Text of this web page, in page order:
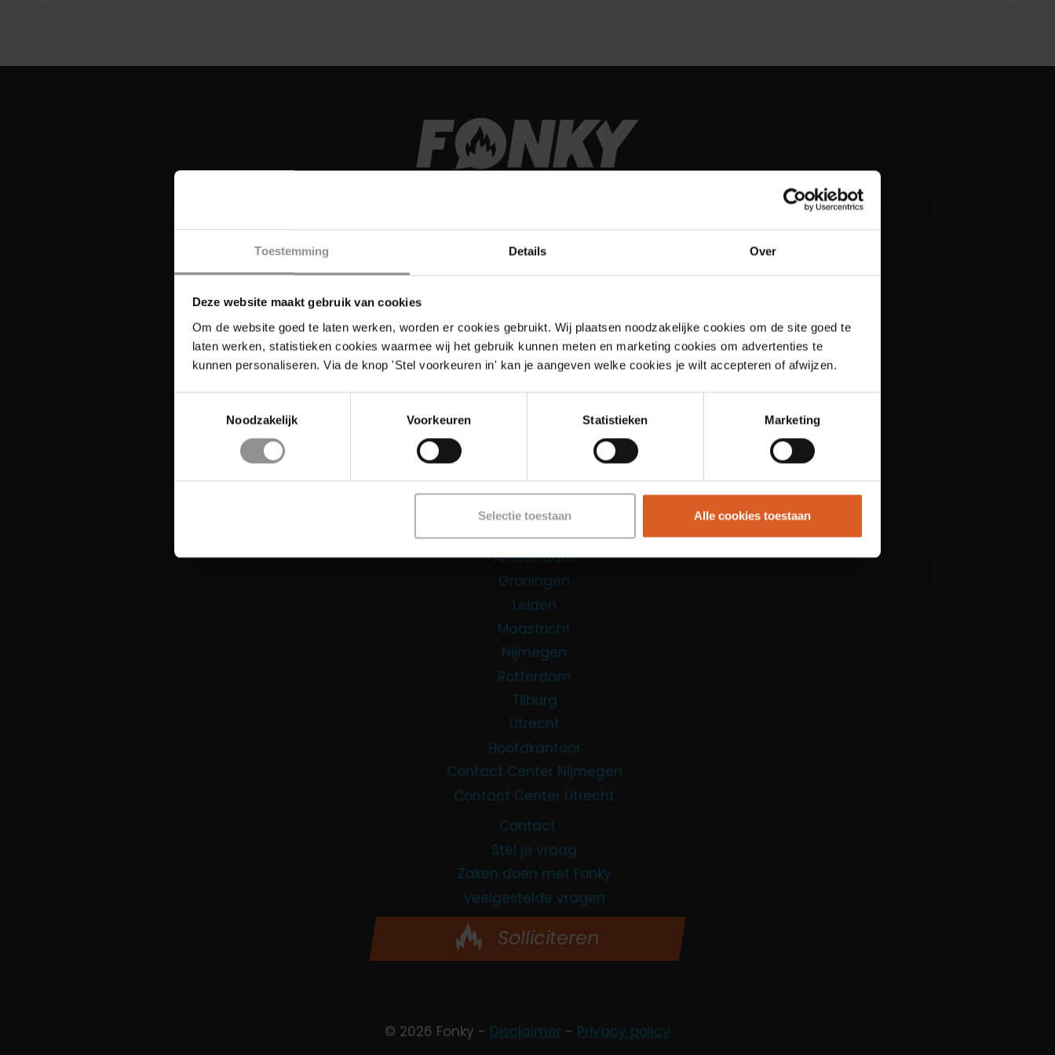
Toestemming Details Over
Deze website maakt gebruik van cookies
Om de website goed te laten werken, worden er cookies gebruikt. Wij plaatsen noodzakelijke cookies om de site goed te
laten werken, statistieken cookies waarmee wij het gebruik kunnen meten en marketing cookies om advertenties te
kunnen personaliseren. Via de knop 'Stel voorkeuren in' kan je aangeven welke cookies je wilt accepteren of afwijzen.
Noodzakelijk
Voorkeuren Statistieken Marketing
Selectie toestaan Alle cookies toestaan
Links
Promotiemedewerker
Kantoorfuncties
Over ons
Locaties
Amsterdam
Groningen
Leiden
Maastricht
Nijmegen
Rotterdam
Tilburg
Utrecht
Hoofdkantoor
Contact Center Nijmegen
Contact Center Utrecht
Contact
Stel je vraag
Zaken doen met Fonky
Veelgestelde vragen
Solliciteren
© 2026 Fonky - Disclaimer - Privacy policy